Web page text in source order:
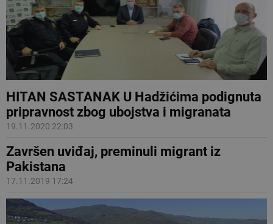
HITAN SASTANAK U Hadžićima podignuta
pripravnost zbog ubojstva i migranata
19.11.2020 22:03
Završen uviđaj, preminuli migrant iz
Pakistana
17.11.2019 17:24